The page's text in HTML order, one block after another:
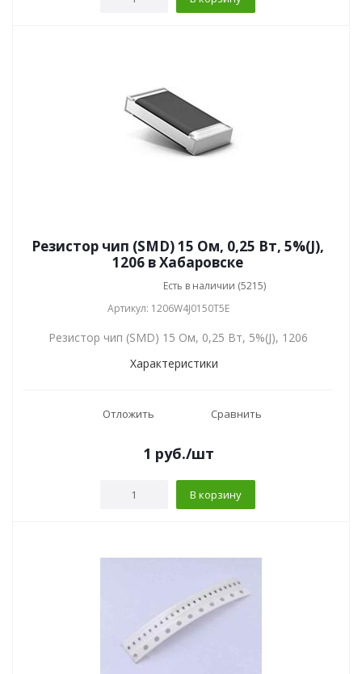
Резистор чип (SMD) 15 Ом, 0,25 Вт, 5%(J),
1206 в Хабаровске
Есть в наличии (5215)
Артикул: 1206W4J0150T5E
Резистор чип (SMD) 15 Ом, 0,25 Вт, 5%(J), 1206
Характеристики
Отложить Сравнить
1 руб./шт
В корзину